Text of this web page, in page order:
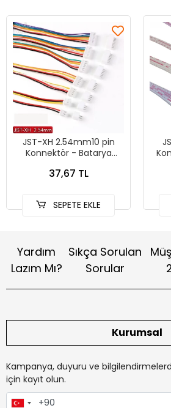
JST-XH 2.54mm10 pin
Konnektör - Batarya
37,67 TL
SEPETE EKLE
Yardım
Lazım Mı?
Sıkça Sorulan
Sorular
Kurumsal
Kampanya, duyuru ve
için kayıt olun.